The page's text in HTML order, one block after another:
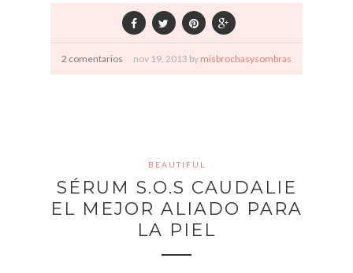
2 comentarios nov 19, 2013 by misbrochasysombras
BEAUTIFUL
SÉRUM S.O.S CAUDALIE
EL MEJOR ALIADO PARA
LA PIEL